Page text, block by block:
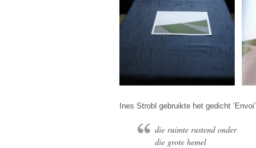
Ines Strobl gebruikte het gedicht ‘Envoi’
die ruimte rustend onder
die grote hemel